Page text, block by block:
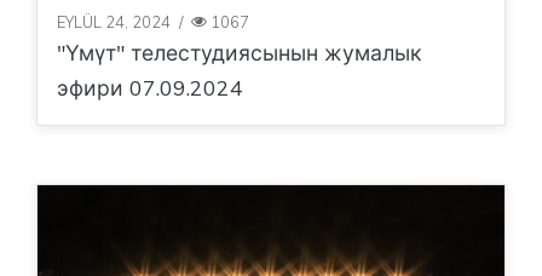
EYLÜL 24, 2024 / 1067
"Үмүт" телестудиясынын жумалык
эфири 07.09.2024